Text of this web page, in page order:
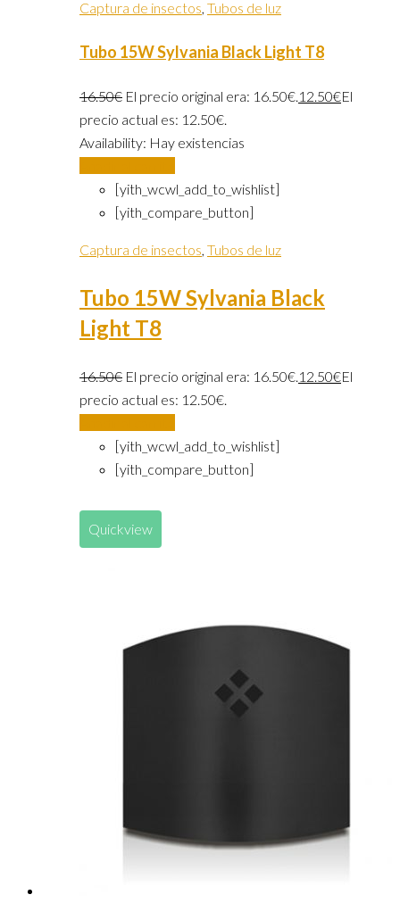
Captura de insectos, Tubos de luz
Tubo 15W Sylvania Black Light T8
16.50€ El precio original era: 16.50€.12.50€El
precio actual es: 12.50€.
Availability: Hay existencias
[yith_wcwl_add_to_wishlist]
[yith_compare_button]
Captura de insectos, Tubos de luz
Tubo 15W Sylvania Black
Light T8
16.50€ El precio original era: 16.50€.12.50€El
precio actual es: 12.50€.
[yith_wcwl_add_to_wishlist]
[yith_compare_button]
Quickview